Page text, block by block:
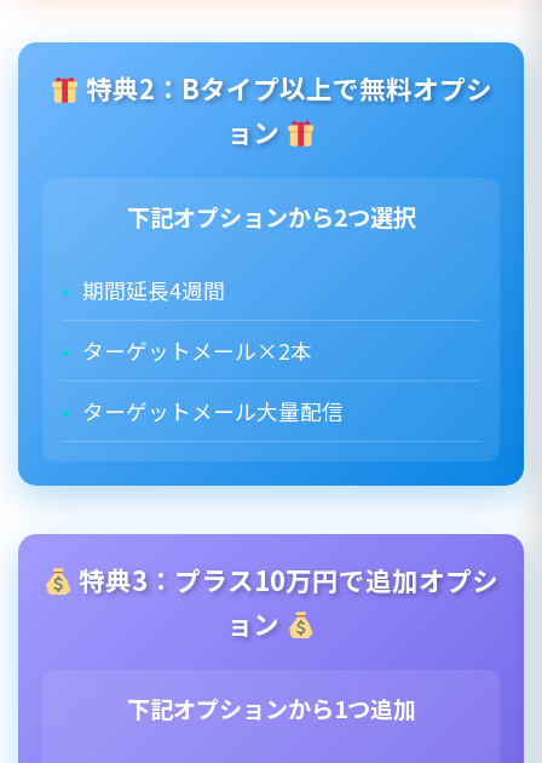
特典2：Bタイプ以上で無料オプシ
ョン
下記オプションから2つ選択
期間延長4週間
ターゲットメール×2本
ターゲットメール大量配信
特典3：プラス10万円で追加オプシ
ョン
下記オプションから1つ追加